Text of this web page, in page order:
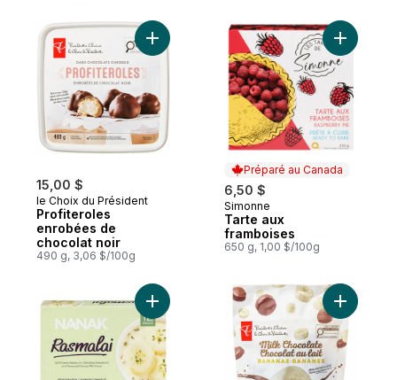
15,00 $
le Choix du Président
Profiteroles
enrobées de
chocolat noir
490 g, 3,06 $/100g
Ajouter Profiteroles enrobées de
Préparé au Canada
6,50 $
Préparé au Canada
Simonne
Tarte aux
framboises
650 g, 1,00 $/100g
Ajouter
Ajouter Dessert Indien Rasmalai au panier
Ajouter